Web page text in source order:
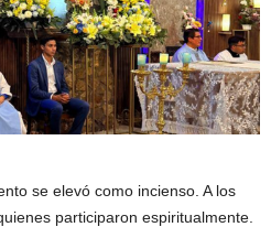
se elevó como incienso. A los
participaron espiritualmente.